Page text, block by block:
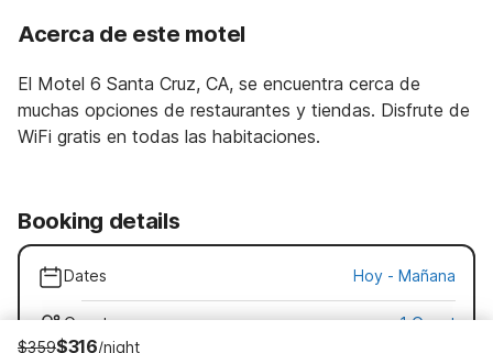
Acerca de este motel
El Motel 6 Santa Cruz, CA, se encuentra cerca de
muchas opciones de restaurantes y tiendas. Disfrute de
WiFi gratis en todas las habitaciones.
Booking details
Dates Hoy - Mañana
Guests
1 Guest
$359$316/night